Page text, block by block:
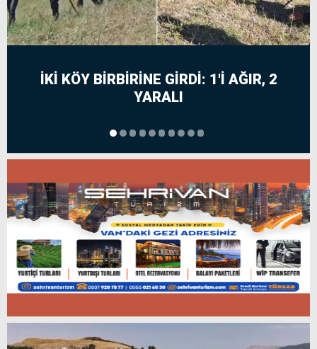
İKI KÖY BIRBIRINE GIRDI: 1'I AĞIR, 2
YARALI